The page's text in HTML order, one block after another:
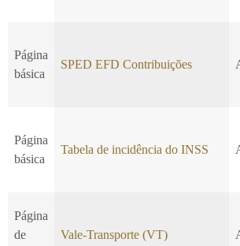
Página
básica
SPED EFD Contribuições
Página
básica
Tabela de incidência do INSS
Página
de
Vale-Transporte (VT)